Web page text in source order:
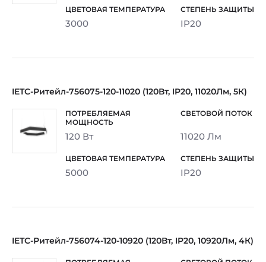
3000 IP20
IETC-Ритейл-756075-120-11020 (120Вт, IP20, 11020Лм, 5К)
120 Вт 11020 Лм
5000 IP20
IETC-Ритейл-756074-120-10920 (120Вт, IP20, 10920Лм, 4К)